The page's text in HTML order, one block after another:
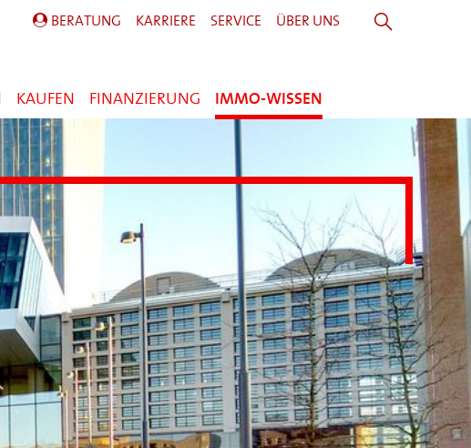
KAUFEN FINANZIERUNG IMMO-WISSEN
BERATUNG KARRIERE SERVICE ÜBER UNS